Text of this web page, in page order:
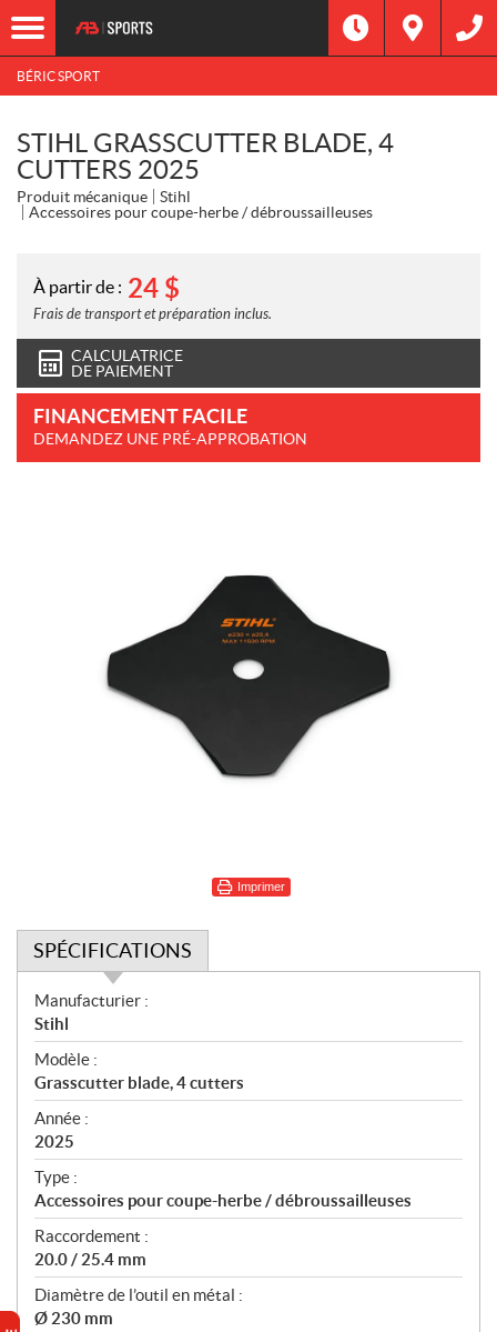
BÉRIC SPORT
STIHL GRASSCUTTER BLADE, 4
CUTTERS 2025
Produit mécanique
Stihl
Accessoires pour coupe-herbe / débroussailleuses
À partir de : 24 $
Frais de transport et préparation inclus.
CALCULATRICE
DE PAIEMENT
FINANCEMENT FACILE
DEMANDEZ UNE PRÉ-APPROBATION
Imprimer
SPÉCIFICATIONS
S
p
é
c
i
f
i
c
a
t
i
o
n
s
Manufacturier :
Stihl
Modèle :
Grasscutter blade, 4 cutters
Année :
2025
Type :
Accessoires pour coupe-herbe / débroussailleuses
Raccordement :
20.0 / 25.4 mm
Diamètre de l’outil en métal :
Ø 230 mm